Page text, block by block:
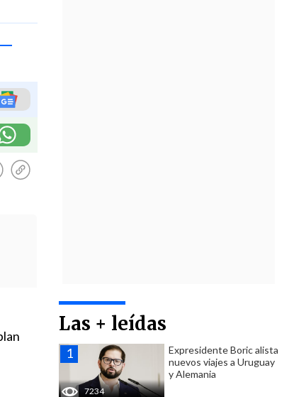
Las + leídas
7234
Expresidente Boric alista
nuevos viajes a Uruguay
y Alemania